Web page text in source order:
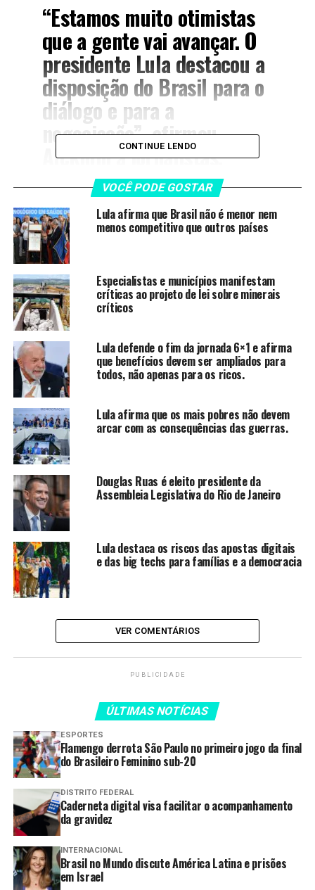
“Estamos muito otimistas
que a gente vai avançar. O
presidente Lula destacou a
disposição do Brasil para o
diálogo e para a
negociação”, afirmou
Alckmin a jornalistas.
Segundo o vice-presidente, o encontro superou as
expectativas iniciais do governo brasileiro. Ele informou
queLula e Trump trocaram contatos pessoaise que o
norte-americano designou o
Marco Rubio
sequência ao diálogo entre os dois países.
Questões comerciais e tarifárias
Um dos temas centrais da conversa foi ocomércio
bilateral, especialmente astarifas impostas pelos
Estados Unidos sobre produtos brasileiros.
“A conversa renderá
próximos passos, mas é
necessário aguardar. Nós
somos muito otimistas que
vamos avançar para o
ganha-ganha, nessa relação
com investimentos
recíprocos e
equacionamento da questão
tarifária”, afirmou Alckmin.
Lula afirma que Brasil não é
que outros países
Especialistas e municípios
lei sobre minerais críticos
Lula defende o fim da jornada
devem ser ampliados para todos,
não apenas para os ricos.
CONTINUE LENDO
VOCÊ PODE GOSTAR
Lula afirma que Brasil não é menor nem
menos competitivo que outros países
Especialistas e municípios manifestam
críticas ao projeto de lei sobre minerais
críticos
Lula defende o fim da jornada 6×1 e afirma
que benefícios devem ser ampliados para
todos, não apenas para os ricos.
Lula afirma que os mais pobres não devem
arcar com as consequências das guerras.
Douglas Ruas é eleito presidente da
Assembleia Legislativa do Rio de Janeiro
Lula destaca os riscos das apostas digitais
e das big techs para famílias e a democracia
VER COMENTÁRIOS
PUBLICIDADE
ÚLTIMAS NOTÍCIAS
ESPORTES
Flamengo derrota São Paulo no primeiro jogo da final
do Brasileiro Feminino sub-20
DISTRITO FEDERAL
Caderneta digital visa facilitar o acompanhamento
da gravidez
INTERNACIONAL
Brasil no Mundo discute América Latina e prisões
em Israel